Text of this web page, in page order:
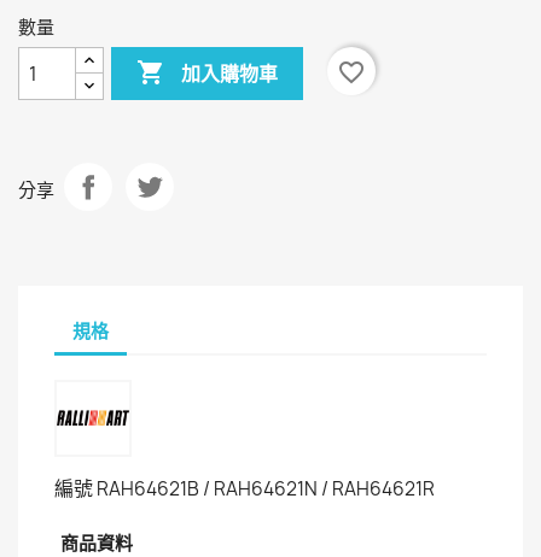
數量
 加入購物車 favorite_border
分享
規格
編號RAH64621B / RAH64621N / RAH64621R
商品資料